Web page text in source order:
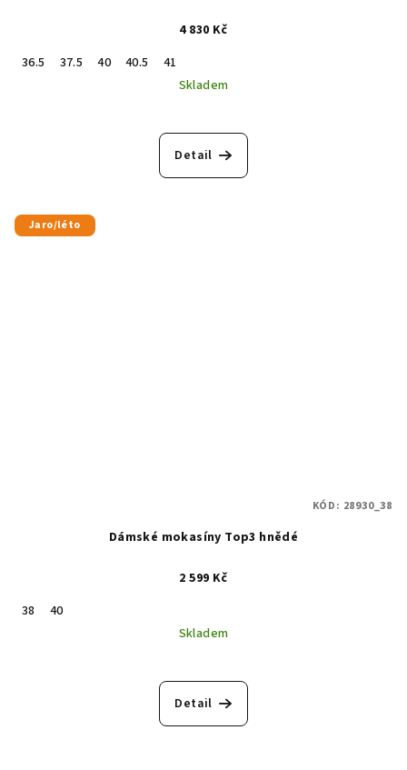
4 830 Kč
36.5
37.5 40 40.5
41
Skladem
Detail
Jaro/léto
Dámské mokasíny Top3 hnědé
2 599 Kč
38
40
Skladem
Detail
KÓD: 28930_38